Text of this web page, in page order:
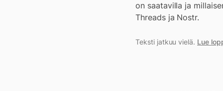
on saatavilla ja
Threads ja Nostr.
Teksti jatkuu vielä. Lue